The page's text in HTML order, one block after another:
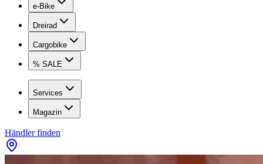
e-Bike
Dreirad
Cargobike
% SALE
Services
Magazin
Händler finden